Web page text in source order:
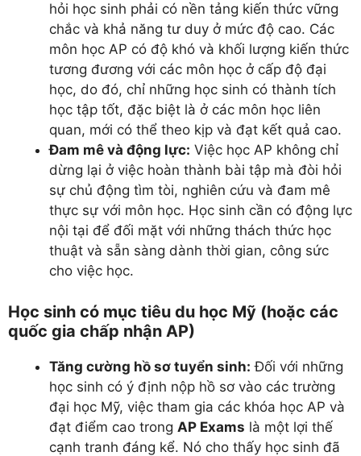
hỏi học sinh phải có nền tảng kiến thức vững
chắc và khả năng tư duy ở mức độ cao. Các
môn học AP có độ khó và khối lượng kiến thức
tương đương với các môn học ở cấp độ đại
học, do đó, chỉ những học sinh có thành tích
học tập tốt, đặc biệt là ở các môn học liên
quan, mới có thể theo kịp và đạt kết quả cao.
Đam mê và động lực: Việc học AP không chỉ
dừng lại ở việc hoàn thành bài tập mà đòi hỏi
sự chủ động tìm tòi, nghiên cứu và đam mê
thực sự với môn học. Học sinh cần có động lực
nội tại để đối mặt với những thách thức học
thuật và sẵn sàng dành thời gian, công sức
cho việc học.
Học sinh có mục tiêu du học Mỹ (hoặc các
quốc gia chấp nhận AP)
Tăng cường hồ sơ tuyển sinh: Đối với những
học sinh có ý định nộp hồ sơ vào các trường
đại học Mỹ, việc tham gia các khóa học AP và
đạt điểm cao trong AP Exams là một lợi thế
cạnh tranh đáng kể. Nó cho thấy học sinh đã